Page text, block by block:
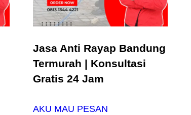
Jasa Anti Rayap Bandung
Termurah | Konsultasi
Gratis 24 Jam
AKU MAU PESAN